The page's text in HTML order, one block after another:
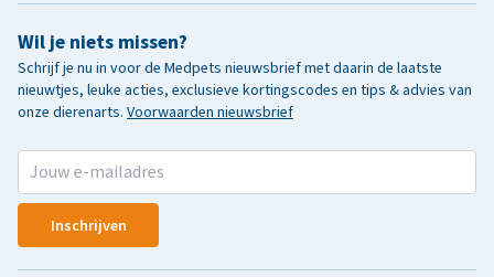
Wil je niets missen?
Schrijf je nu in voor de Medpets nieuwsbrief met daarin de laatste
nieuwtjes, leuke acties, exclusieve kortingscodes en tips & advies van
onze dierenarts. Voorwaarden nieuwsbrief
Inschrijven